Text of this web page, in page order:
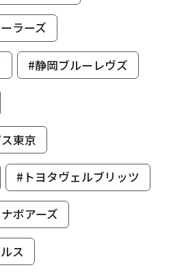
ラーズ
#静岡ブルーレヴズ
東京
#トヨタヴェルブリッツ
ボアーズ
ス